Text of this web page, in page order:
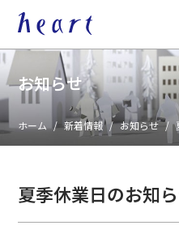
お知らせ
ホーム 新着情報 お知らせ
夏季休業日のお知